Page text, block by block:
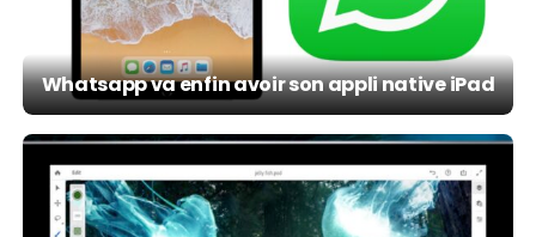
Whatsapp va enfin avoir son appli native iPad